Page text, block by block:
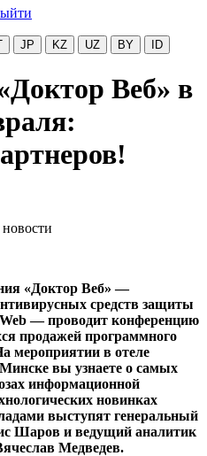
JP KZ UZ BY ID
Веб» в
«Доктор Веб» —
средств защиты
— проводит конференцию
продажей программного
мероприятии в отеле
вы узнаете о самых
информационной
новинках
выступят генеральный
Шаров и ведущий аналитик
Медведев.